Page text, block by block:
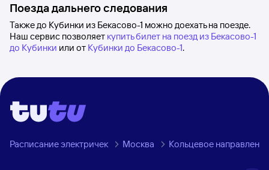
Поезда дальнего следования
Также до Кубинки из Бекасово-1 можно доехать на поезде.
Наш сервис позволяет купить билет на поезд из Бекасово-1
до Кубинки или от Кубинки до Бекасово-1.
Расписание электричек Москва Кольцевое